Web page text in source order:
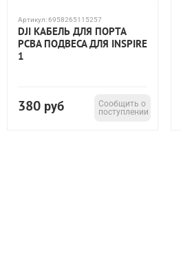
Артикул:6958265115257
DJI КАБЕЛЬ ДЛЯ ПОРТА
PCBA ПОДВЕСА ДЛЯ INSPIRE
1
380 руб
Сообщить о
поступлении